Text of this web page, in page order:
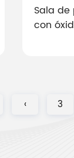
Sala
con
‹ 3